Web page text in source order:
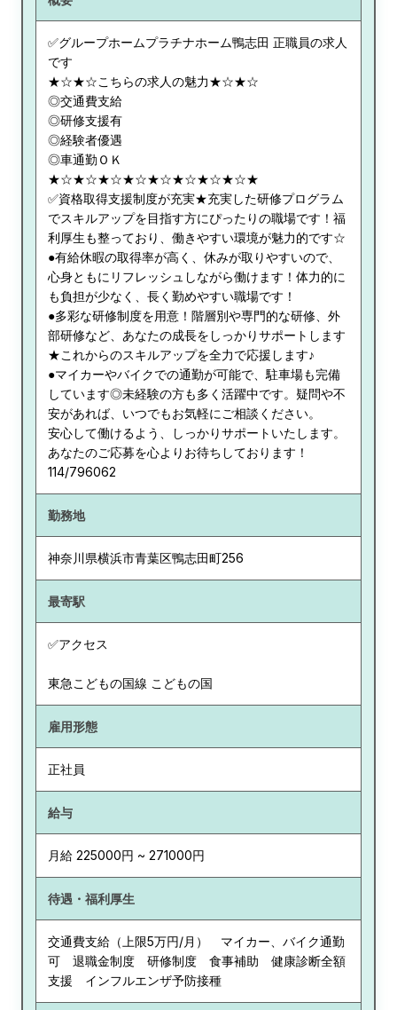
✅グループホームプラチナホーム鴨志田 正職員の求人
です
★☆★☆こちらの求人の魅力★☆★☆
◎交通費支給
◎研修支援有
◎経験者優遇
◎車通勤ＯＫ
★☆★☆★☆★☆★☆★☆★☆★☆★
✅資格取得支援制度が充実★充実した研修プログラム
でスキルアップを目指す方にぴったりの職場です！福
利厚生も整っており、働きやすい環境が魅力的です☆
●有給休暇の取得率が高く、休みが取りやすいので、
心身ともにリフレッシュしながら働けます！体力的に
も負担が少なく、長く勤めやすい職場です！
●多彩な研修制度を用意！階層別や専門的な研修、外
部研修など、あなたの成長をしっかりサポートします
★これからのスキルアップを全力で応援します♪
●マイカーやバイクでの通勤が可能で、駐車場も完備
しています◎未経験の方も多く活躍中です。疑問や不
安があれば、いつでもお気軽にご相談ください。
安心して働けるよう、しっかりサポートいたします。
あなたのご応募を心よりお待ちしております！
114/796062
勤務地
神奈川県横浜市青葉区鴨志田町256
最寄駅
✅アクセス
東急こどもの国線 こどもの国
雇用形態
正社員
給与
月給 225000円 ~ 271000円
待遇・福利厚生
交通費支給（上限5万円/月） マイカー、バイク通勤
可 退職金制度 研修制度 食事補助 健康診断全額
支援 インフルエンザ予防接種